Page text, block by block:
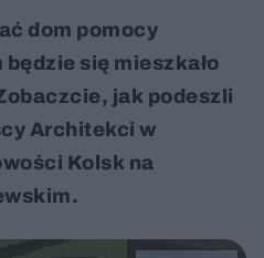
dom pomocy
się mieszkało
jak podeszli
Architekci w
Kolsk na